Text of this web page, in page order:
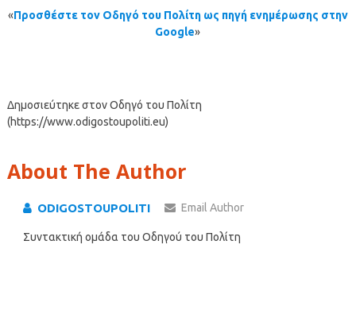
«Προσθέστε τον Οδηγό του Πολίτη ως πηγή ενημέρωσης στην
Google»
Δημοσιεύτηκε στον Οδηγό του Πολίτη
(https://www.odigostoupoliti.eu)
About The Author
ODIGOSTOUPOLITI Email Author
Συντακτική ομάδα του Οδηγού του Πολίτη